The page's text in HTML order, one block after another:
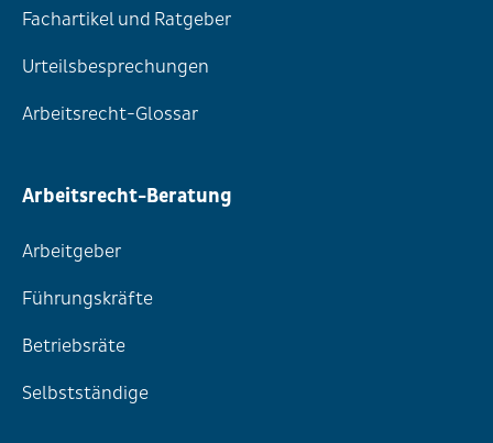
Fachartikel und Ratgeber
Urteilsbesprechungen
Arbeitsrecht-Glossar
Arbeitsrecht-Beratung
Arbeitgeber
Führungskräfte
Betriebsräte
Selbstständige